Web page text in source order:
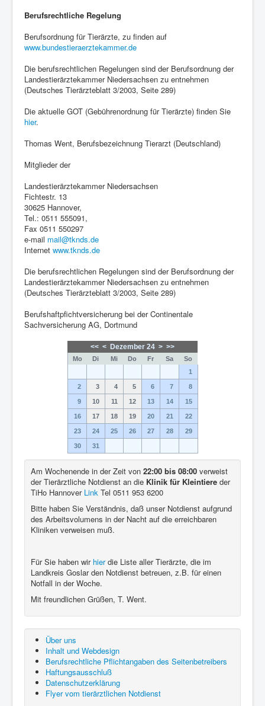
Berufsrechtliche Regelung
Berufsordnung für Tierärzte, zu finden auf
www.bundestieraerztekammer.de
Die berufsrechtlichen Regelungen sind der Berufsordnung der
Landestierärztekammer Niedersachsen zu entnehmen
(Deutsches Tierärzteblatt 3/2003, Seite 289)
Die aktuelle GOT (Gebührenordnung für Tierärzte) finden Sie
hier.
Thomas Went, Berufsbezeichnung Tierarzt (Deutschland)
Mitglieder der
Landestierärztekammer Niedersachsen
Fichtestr. 13
30625 Hannover,
Tel.: 0511 555091,
Fax 0511 550297
e-mail mail@tknds.de
Internet www.tknds.de
Die berufsrechtlichen Regelungen sind der Berufsordnung der
Landestierärztekammer Niedersachsen zu entnehmen
(Deutsches Tierärzteblatt 3/2003, Seite 289)
Berufshaftpfichtversicherung bei der Continentale
Sachversicherung AG, Dortmund
<< < Dezember 24 > >>
Mo Di Mi Do Fr Sa
So
1
2 3 4 5 6 7 8
9 10 11 12 13 14 15
16 17 18 19 20 21 22
23 24 25 26 27 28 29
30 31
Am Wochenende in der Zeit von 22:00 bis 08:00 verweist
der Tierärztliche Notdienst an die Klinik für Kleintiere der
TiHo Hannover Link Tel 0511 953 6200
Bitte haben Sie Verständnis, daß unser Notdienst aufgrund
des Arbeitsvolumens in der Nacht auf die erreichbaren
Kliniken verweisen muß.
Für Sie haben wir hierdie Liste aller Tierärzte, die im
Landkreis Goslar den Notdienst betreuen, z.B. für einen
Notfall in der Woche.
Mit freundlichen Grüßen, T. Went.
Über uns
Inhalt und Webdesign
Berufsrechtliche Pflichtangaben des Seitenbetreibers
Haftungsausschluß
Datenschutzerklärung
Flyer vom tierärztlichen Notdienst